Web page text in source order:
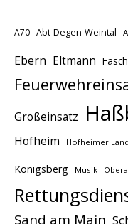
A70 Abt-Degen-Weintal
Ebern Eltmann
Großeinsatz
Hofheim Hofheimer Land
Königsberg Musik
Sand am Main